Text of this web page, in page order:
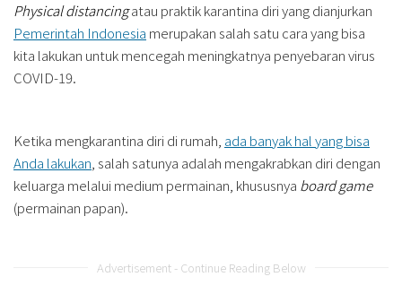
Physical distancingatau praktik karantina diri yang dianjurkan
Pemerintah Indonesia merupakan salah satu cara yang bisa
kita lakukan untuk mencegah meningkatnya penyebaran virus
COVID-19.
Ketika mengkarantina diri di rumah, ada banyak hal yang bisa
Anda lakukan, salah satunya adalah mengakrabkan diri dengan
keluarga melalui medium permainan, khususnya board game
(permainan papan).
Advertisement - Continue Reading Below